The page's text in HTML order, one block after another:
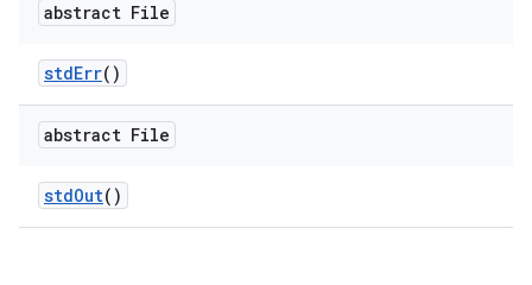
abstract File
stdErr()
abstract File
stdOut()